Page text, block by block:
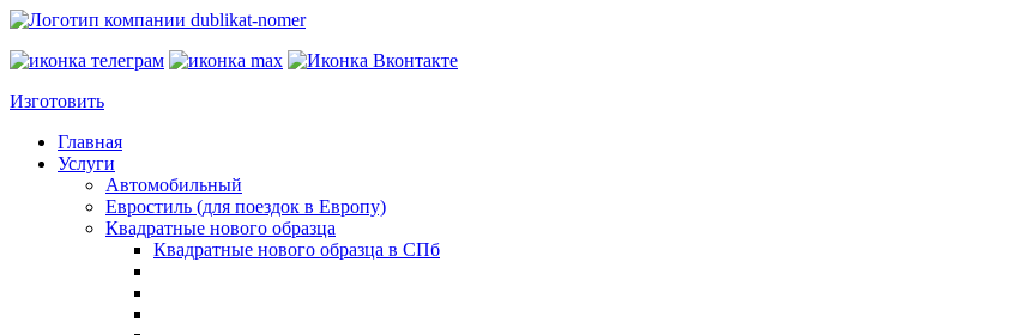
Изготовить
Главная
Услуги
Автомобильный
Евростиль (для поездок в Европу)
Квадратные нового образца
Квадратные нового образца в СПб